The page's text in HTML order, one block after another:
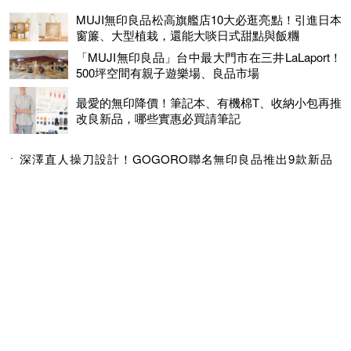
MUJI無印良品松高旗艦店10大必逛亮點！引進日本
窗簾、大型植栽，還能大啖日式甜點與飯糰
「MUJI無印良品」台中最大門市在三井LaLaport！
500坪空間有親子遊樂場、良品市場
最愛的無印降價！筆記本、有機棉T、收納小包再推
改良新品，哪些實惠必買請筆記
深澤直人操刀設計！GOGORO聯名無印良品推出9款新品